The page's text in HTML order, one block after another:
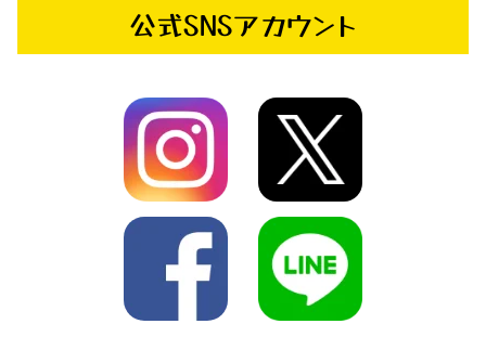
公式SNSアカウント